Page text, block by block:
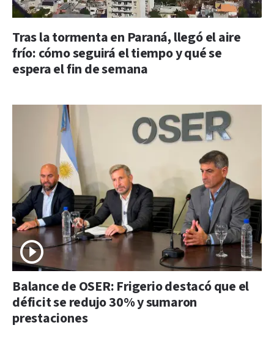
Tras la tormenta en Paraná, llegó el aire
frío: cómo seguirá el tiempo y qué se
espera el fin de semana
Balance de OSER: Frigerio destacó que el
déficit se redujo 30% y sumaron
prestaciones